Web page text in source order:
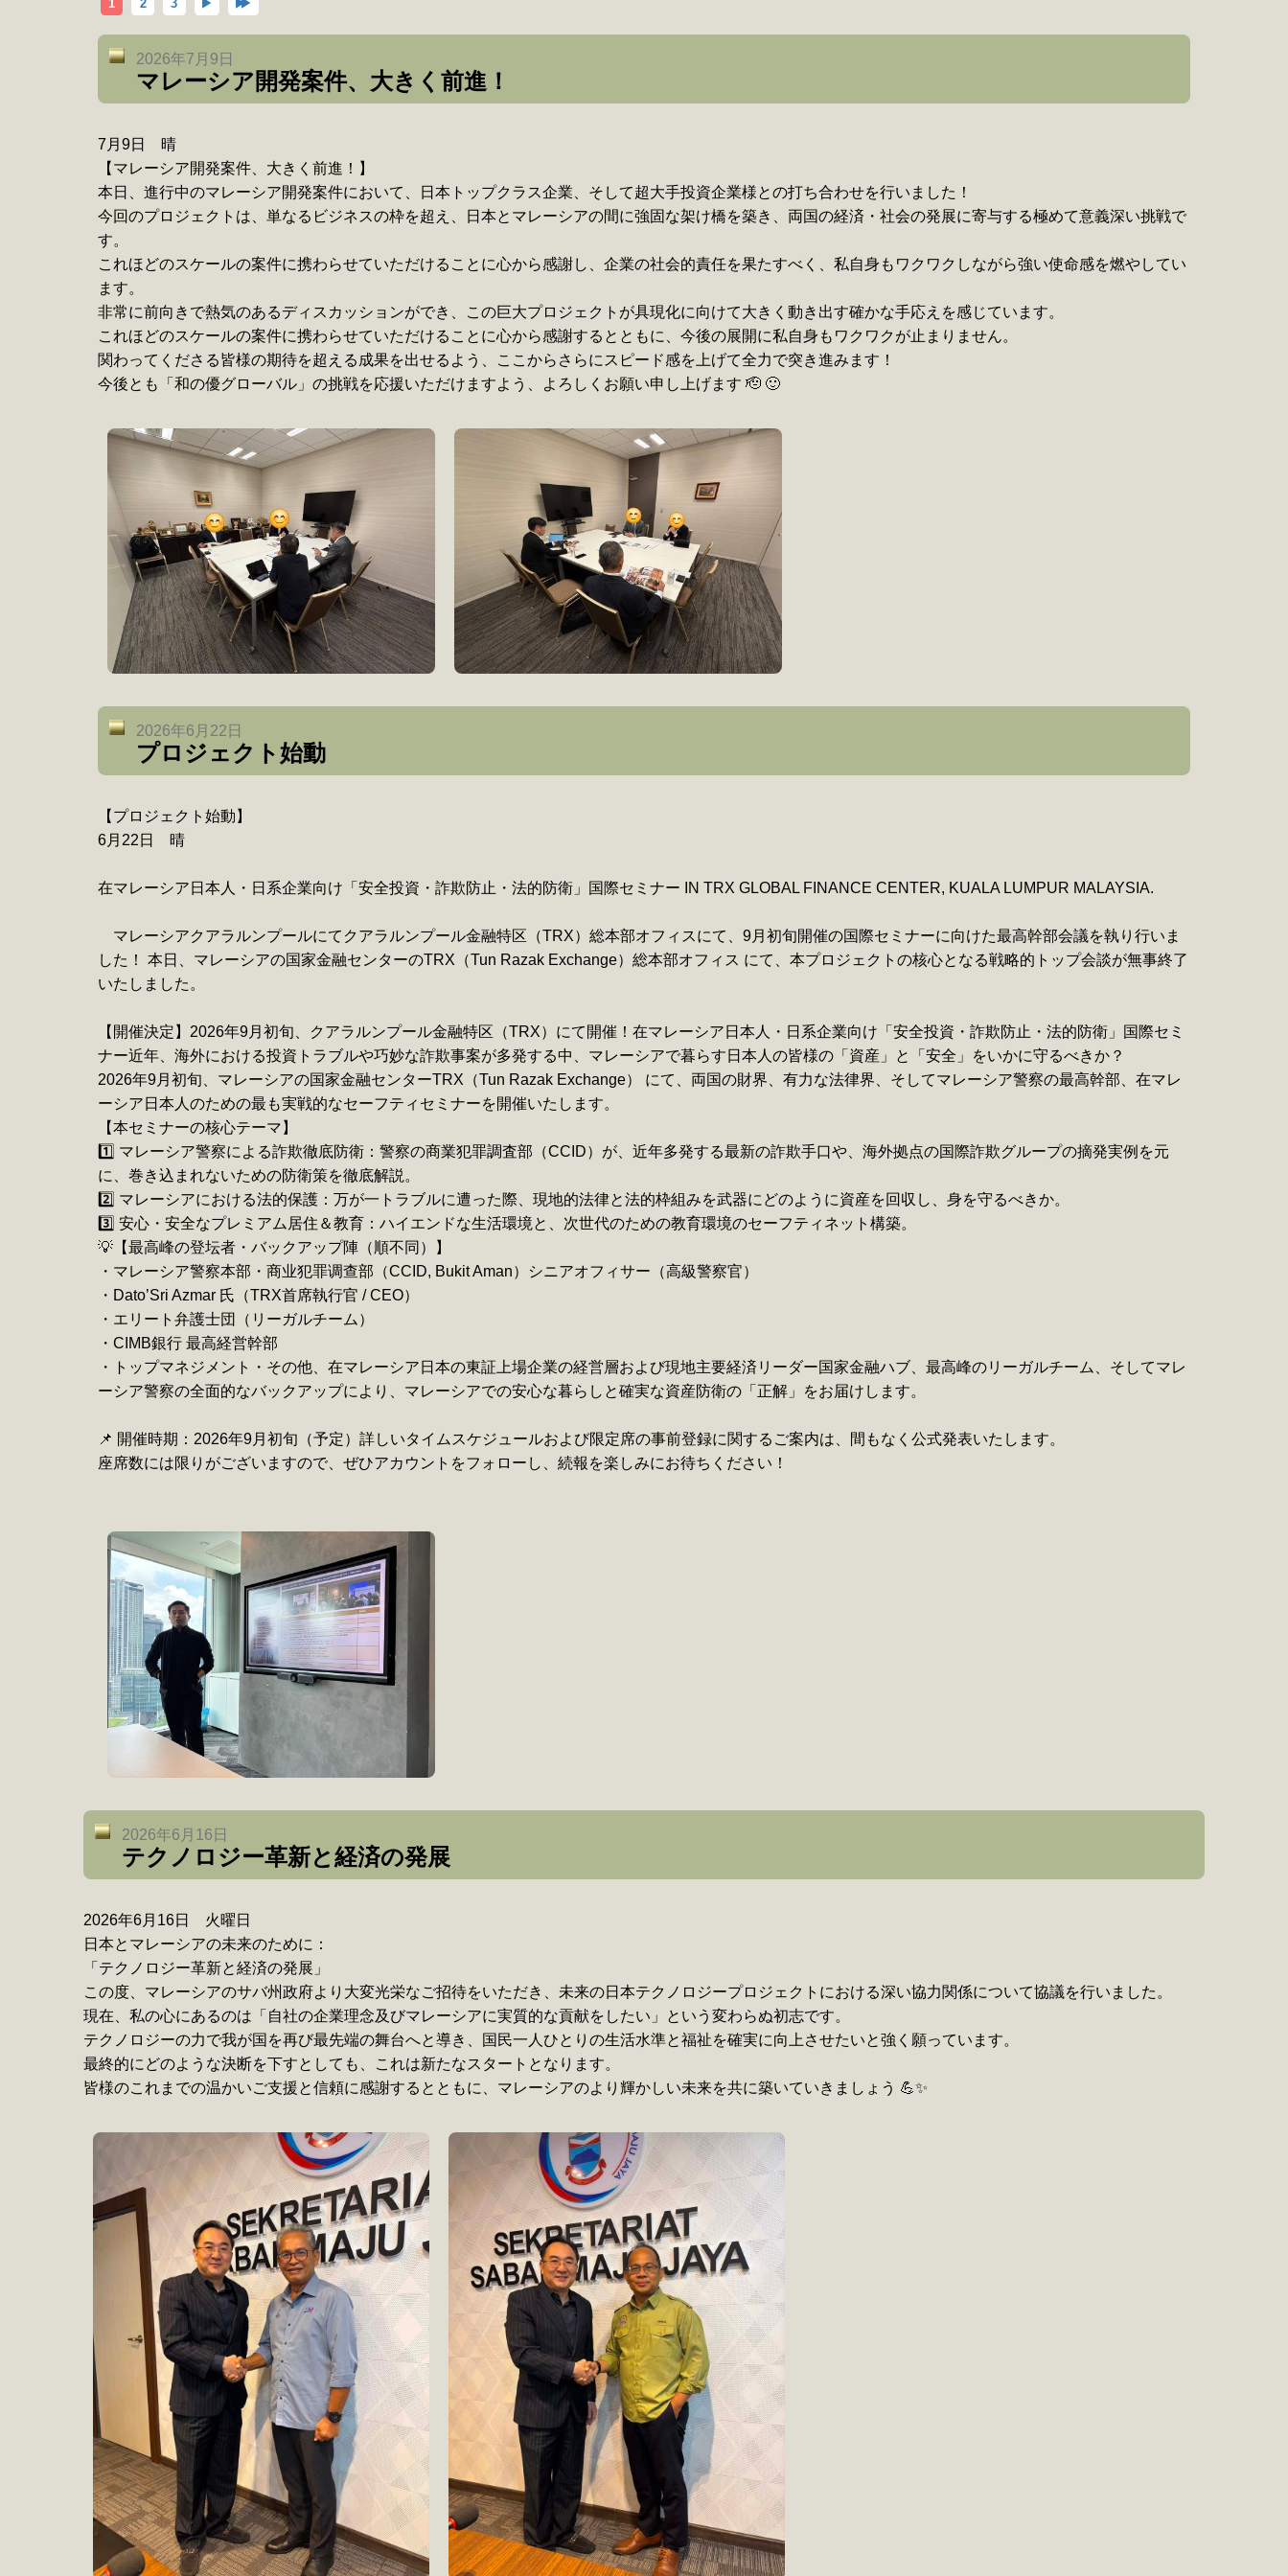
1 2 3 ▶ ▶▶
2026年7月9日
マレーシア開発案件、大きく前進！
7月9日 晴
【マレーシア開発案件、大きく前進！】
本日、進行中のマレーシア開発案件において、日本トップクラス企業、そして超大手投資企業様との打ち合わせを行いました！
今回のプロジェクトは、単なるビジネスの枠を超え、日本とマレーシアの間に強固な架け橋を築き、両国の経済・社会の発展に寄与する極めて意義深い挑戦で
す。
これほどのスケールの案件に携わらせていただけることに心から感謝し、企業の社会的責任を果たすべく、私自身もワクワクしながら強い使命感を燃やしてい
ます。
非常に前向きで熱気のあるディスカッションができ、この巨大プロジェクトが具現化に向けて大きく動き出す確かな手応えを感じています。
これほどのスケールの案件に携わらせていただけることに心から感謝するとともに、今後の展開に私自身もワクワクが止まりません。
関わってくださる皆様の期待を超える成果を出せるよう、ここからさらにスピード感を上げて全力で突き進みます！
今後とも「和の優グローバル」の挑戦を応援いただけますよう、よろしくお願い申し上げます 🫡 🙂
2026年6月22日
プロジェクト始動
【プロジェクト始動】
6月22日 晴
在マレーシア日本人・日系企業向け「安全投資・詐欺防止・法的防衛」国際セミナー IN TRX GLOBAL FINANCE CENTER, KUALA LUMPUR MALAYSIA.
マレーシアクアラルンプールにてクアラルンプール金融特区（TRX）総本部オフィスにて、9月初旬開催の国際セミナーに向けた最高幹部会議を執り行いま
した！ 本日、マレーシアの国家金融センターのTRX（Tun Razak Exchange）総本部オフィス にて、本プロジェクトの核心となる戦略的トップ会談が無事終了
いたしました。
【開催決定】2026年9月初旬、クアラルンプール金融特区（TRX）にて開催！在マレーシア日本人・日系企業向け「安全投資・詐欺防止・法的防衛」国際セミ
ナー近年、海外における投資トラブルや巧妙な詐欺事案が多発する中、マレーシアで暮らす日本人の皆様の「資産」と「安全」をいかに守るべきか？
2026年9月初旬、マレーシアの国家金融センターTRX（Tun Razak Exchange） にて、両国の財界、有力な法律界、そしてマレーシア警察の最高幹部、在マレ
ーシア日本人のための最も実戦的なセーフティセミナーを開催いたします。
【本セミナーの核心テーマ】
1️⃣ マレーシア警察による詐欺徹底防衛：警察の商業犯罪調査部（CCID）が、近年多発する最新の詐欺手口や、海外拠点の国際詐欺グループの摘発実例を元
に、巻き込まれないための防衛策を徹底解説。
2️⃣ マレーシアにおける法的保護：万が一トラブルに遭った際、現地的法律と法的枠組みを武器にどのように資産を回収し、身を守るべきか。
3️⃣ 安心・安全なプレミアム居住＆教育：ハイエンドな生活環境と、次世代のための教育環境のセーフティネット構築。
💡【最高峰の登坛者・バックアップ陣（順不同）】
・マレーシア警察本部・商业犯罪调查部（CCID, Bukit Aman）シニアオフィサー（高級警察官）
・Dato’Sri Azmar 氏（TRX首席執行官 / CEO）
・エリート弁護士団（リーガルチーム）
・CIMB銀行 最高経営幹部
・トップマネジメント・その他、在マレーシア日本の東証上場企業の経営層および現地主要経済リーダー国家金融ハブ、最高峰のリーガルチーム、そしてマレ
ーシア警察の全面的なバックアップにより、マレーシアでの安心な暮らしと確実な資産防衛の「正解」をお届けします。
📌 開催時期：2026年9月初旬（予定）詳しいタイムスケジュールおよび限定席の事前登録に関するご案内は、間もなく公式発表いたします。
座席数には限りがございますので、ぜひアカウントをフォローし、続報を楽しみにお待ちください！
2026年6月16日
テクノロジー革新と経済の発展
2026年6月16日 火曜日
日本とマレーシアの未来のために：
「テクノロジー革新と経済の発展」
この度、マレーシアのサバ州政府より大変光栄なご招待をいただき、未来の日本テクノロジープロジェクトにおける深い協力関係について協議を行いました。
現在、私の心にあるのは「自社の企業理念及びマレーシアに実質的な貢献をしたい」という変わらぬ初志です。
テクノロジーの力で我が国を再び最先端の舞台へと導き、国民一人ひとりの生活水準と福祉を確実に向上させたいと強く願っています。
最終的にどのような決断を下すとしても、これは新たなスタートとなります。
皆様のこれまでの温かいご支援と信頼に感謝するとともに、マレーシアのより輝かしい未来を共に築いていきましょう 💪✨